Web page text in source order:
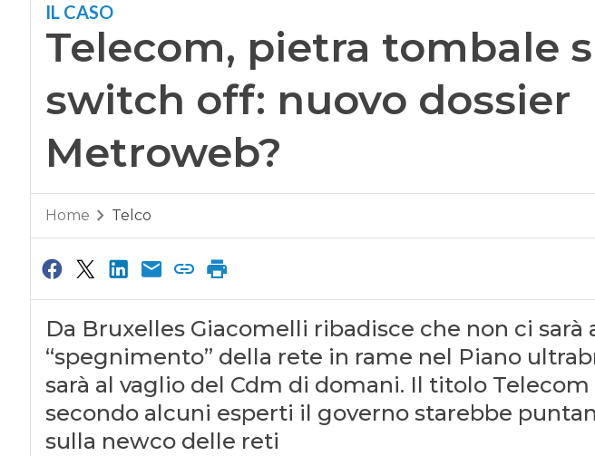
IL CASO
Telecom, pietra tombale
switch off: nuovo dossier
Metroweb?
Home Telco
Da Bruxelles Giacomelli ribadisce che non ci sarà
“spegnimento” della rete in rame nel Piano
sarà al vaglio del Cdm di domani. Il titolo
secondo alcuni esperti il governo starebbe
sulla newco delle reti